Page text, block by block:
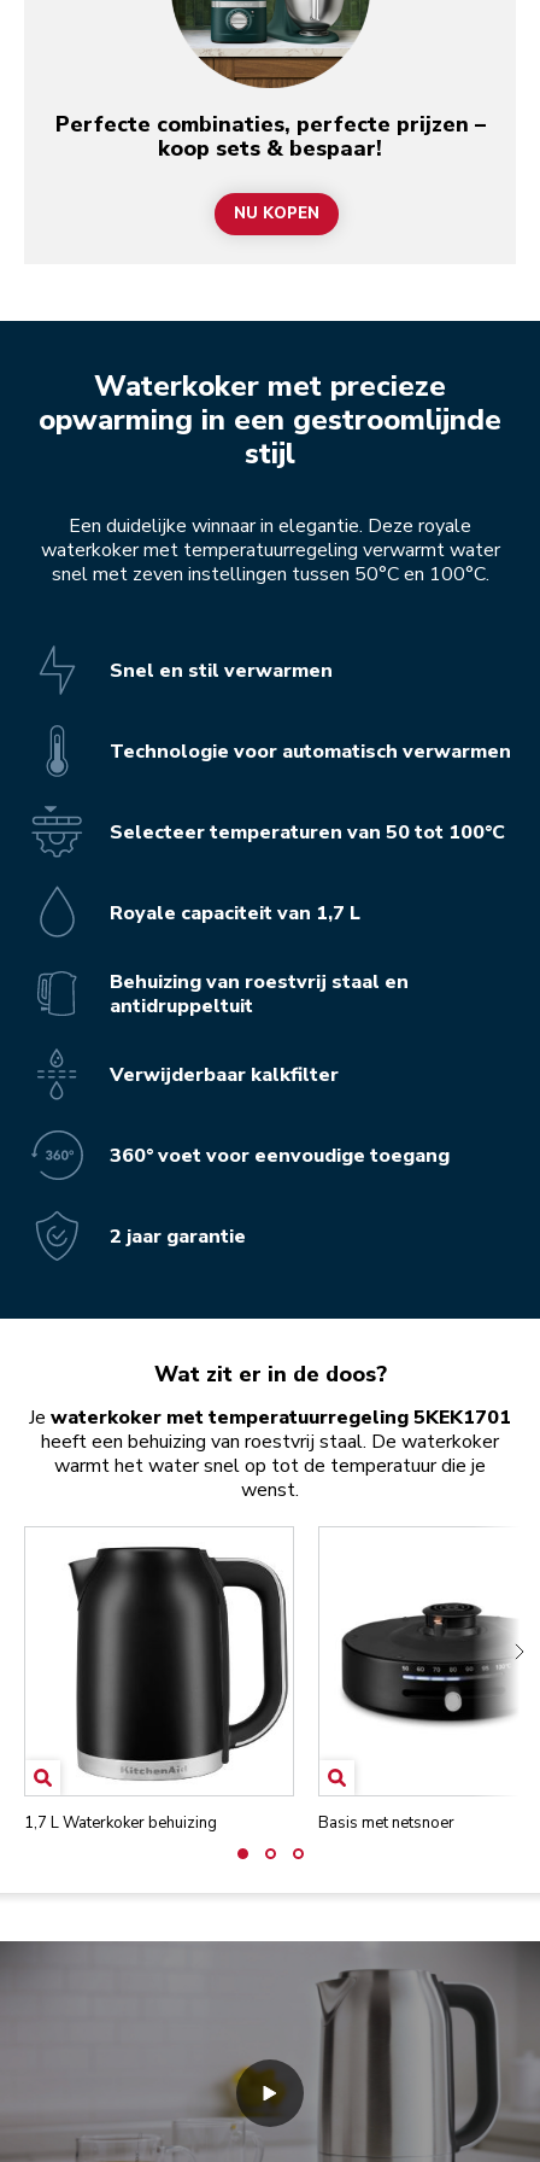
Perfecte combinaties, perfecte prijzen –
koop sets & bespaar!
NU KOPEN
Waterkoker met precieze
opwarming in een gestroomlijnde
stijl
Een duidelijke winnaar in elegantie. Deze royale
waterkoker met temperatuurregeling verwarmt water
snel met zeven instellingen tussen 50°C en 100°C.
Snel en stil verwarmen
Technologie voor automatisch verwarmen
Selecteer temperaturen van 50 tot 100°C
Royale capaciteit van 1,7 L
Behuizing van roestvrij staal en
antidruppeltuit
Verwijderbaar kalkfilter
360° voet voor eenvoudige toegang
2 jaar garantie
Wat zit er in de doos?
Je waterkoker met temperatuurregeling 5KEK1701
heeft een behuizing van roestvrij staal. De waterkoker
warmt het water snel op tot de temperatuur die je
wenst.
1,7 L Waterkoker behuizing Basis met netsnoer